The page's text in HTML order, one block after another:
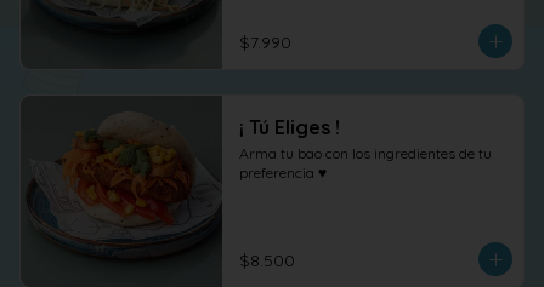
cilantro fresco.
$7.990
¡ Tú Eliges !
Arma tu bao con los ingredientes de tu
preferencia ♥
$8.500